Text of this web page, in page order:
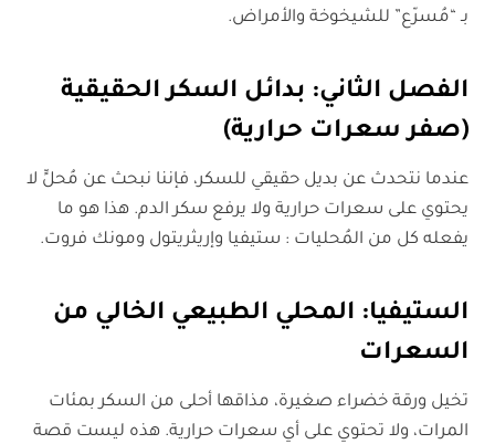
بـ “مُسرّع” للشيخوخة والأمراض.
الفصل الثاني: بدائل السكر الحقيقية
(صفر سعرات حرارية)
عندما نتحدث عن بديل حقيقي للسكر، فإننا نبحث عن مُحلٍّ لا
يحتوي على سعرات حرارية ولا يرفع سكر الدم. هذا هو ما
يفعله كل من المُحليات : ستيفيا وإريثريتول ومونك فروت.
الستيفيا: المحلي الطبيعي الخالي من
السعرات
تخيل ورقة خضراء صغيرة، مذاقها أحلى من السكر بمئات
المرات، ولا تحتوي على أي سعرات حرارية. هذه ليست قصة